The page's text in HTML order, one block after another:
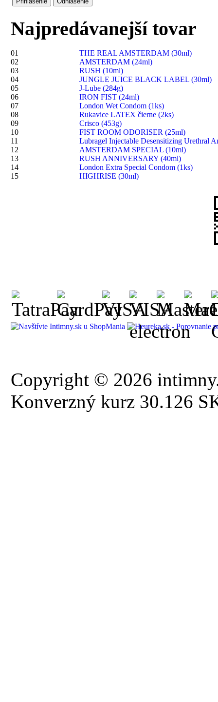
Najpredávanejší tovar
01
THE REAL AMSTERDAM (30ml)
02
AMSTERDAM (24ml)
03
RUSH (10ml)
04
JUNGLE JUICE BLACK LABEL (30ml)
05
J-Lube (284g)
06
IRON FIST (24ml)
07
London Wet Condom (1ks)
08
Rukavice LATEX čierne (2ks)
09
Crisco (453g)
10
FIST ROOM ODORISER (25ml)
11
Lubragel Injectable Desensitizing Urethral
12
AMSTERDAM SPECIAL (10ml)
13
RUSH ANNIVERSARY (40ml)
14
London Extra Special Condom (1ks)
15
HIGHRISE (30ml)
Copyright © 2026
Konverzný kurz 30.126